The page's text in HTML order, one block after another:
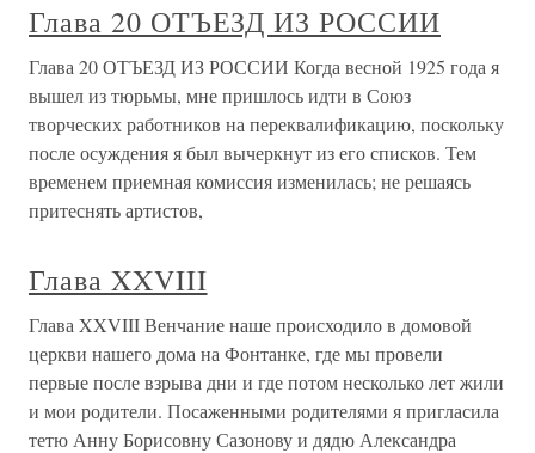
Глава 20 ОТЪЕЗД ИЗ РОССИИ
Глава 20 ОТЪЕЗД ИЗ РОССИИ Когда весной 1925 года я
вышел из тюрьмы, мне пришлось идти в Союз
творческих работников на переквалификацию, поскольку
после осуждения я был вычеркнут из его списков. Тем
временем приемная комиссия изменилась; не решаясь
притеснять артистов,
Глава XXVIII
Глава XXVIII Венчание наше происходило в домовой
церкви нашего дома на Фонтанке, где мы провели
первые после взрыва дни и где потом несколько лет жили
и мои родители. Посаженными родителями я пригласила
тетю Анну Борисовну Сазонову и дядю Александра